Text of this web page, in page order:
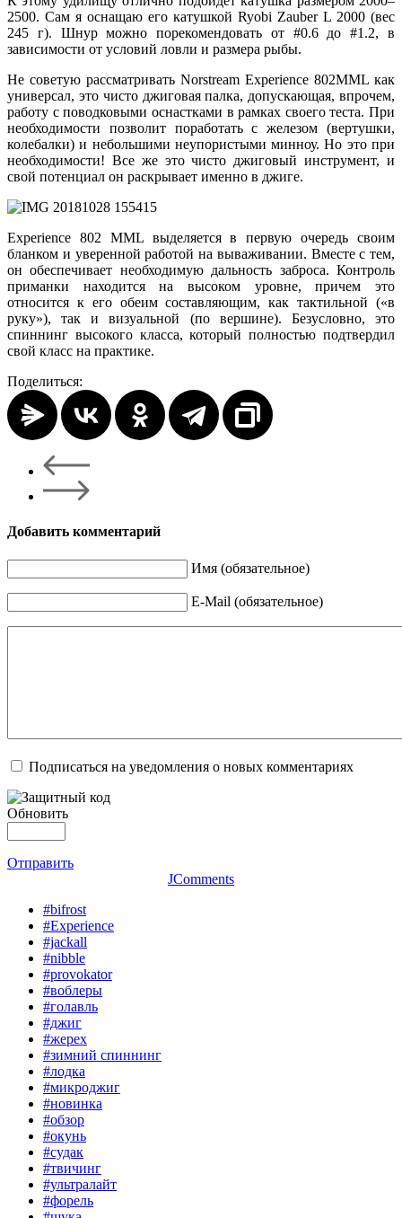
2500. Сам я оснащаю его катушкой Ryobi Zauber L 2000 (вес
245 г). Шнур можно порекомендовать от #0.6 до #1.2, в
зависимости от условий ловли и размера рыбы.
Не советую рассматривать Norstream Experience 802MML как
универсал, это чисто джиговая палка, допускающая, впрочем,
работу с поводковыми оснастками в рамках своего теста. При
необходимости позволит поработать с железом (вертушки,
колебалки) и небольшими неупористыми минноу. Но это при
необходимости! Все же это чисто джиговый инструмент, и
свой потенциал он раскрывает именно в джиге.
Experiencе 802 MML выделяется в первую очередь своим
бланком и уверенной работой на вываживании. Вместе с тем,
он обеспечивает необходимую дальность заброса. Контроль
приманки находится на высоком уровне, причем это
относится к его обеим составляющим, как тактильной («в
руку»), так и визуальной (по вершине). Безусловно, это
спиннинг высокого класса, который полностью подтвердил
свой класс на практике.
Поделиться:
Добавить комментарий
Имя (обязательное)
E-Mail (обязательное)
Подписаться на уведомления о новых комментариях
Обновить
Отправить
JComments
#bifrost
#Experience
#jackall
#nibble
#provokator
#воблеры
#голавль
#джиг
#жерех
#зимний спиннинг
#лодка
#микроджиг
#новинка
#обзор
#окунь
#судак
#твичинг
#ультралайт
#форель